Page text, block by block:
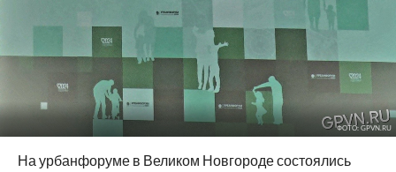
ФОТО: GPVN.RU
На урбанфоруме в Великом Новгороде состоялись